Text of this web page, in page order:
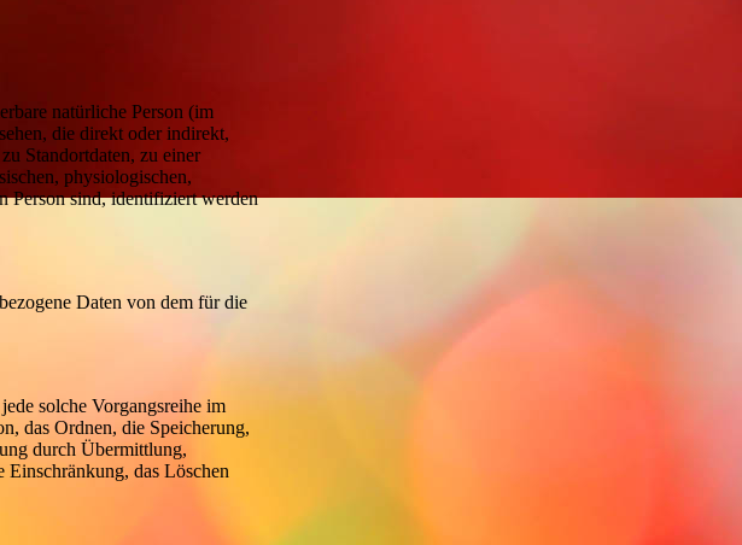
natürliche Person (im
die direkt oder indirekt,
Standortdaten, zu einer
physiologischen,
Person sind, identifiziert werden
Daten von dem für die
solche Vorgangsreihe im
das Ordnen, die Speicherung,
durch Übermittlung,
das Löschen